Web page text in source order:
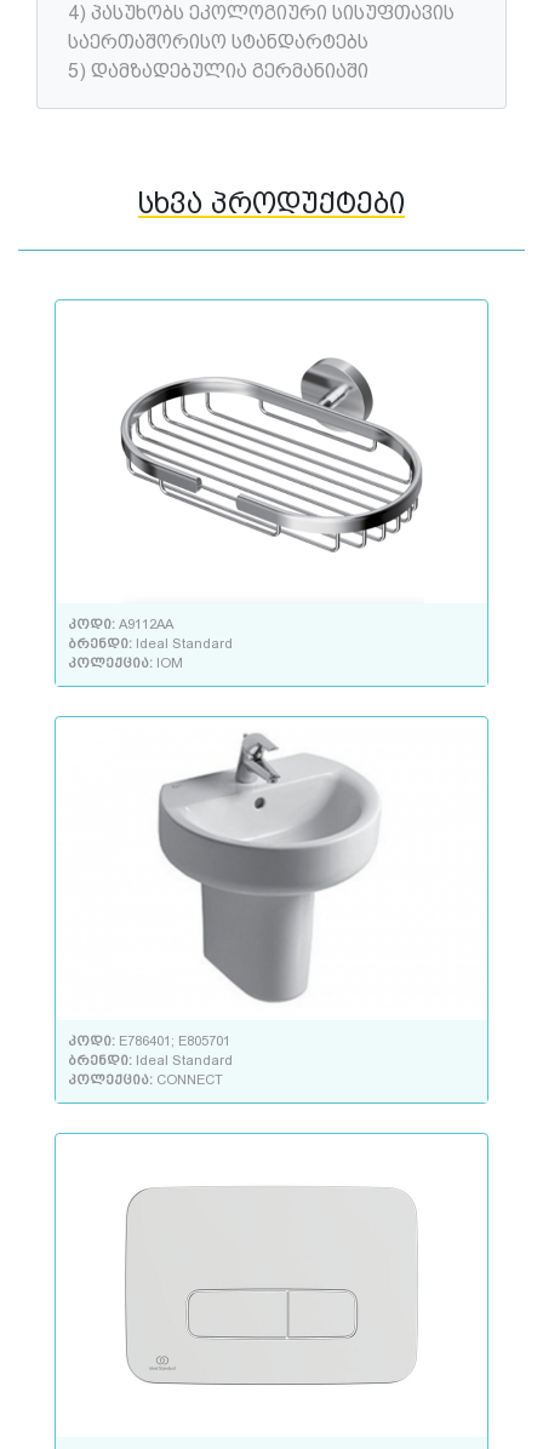
4) პასუხობს ეკოლოგიური სისუფთავის
საერთაშორისო სტანდარტებს
5) დამზადებულია გერმანიაში
სხვა პროდუქტები
კოდი: A9112AA
ბრენდი: Ideal Standard
კოლექცია: IOM
კოდი: E786401; E805701
ბრენდი: Ideal Standard
კოლექცია: CONNECT